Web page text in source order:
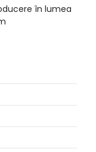
în lumea